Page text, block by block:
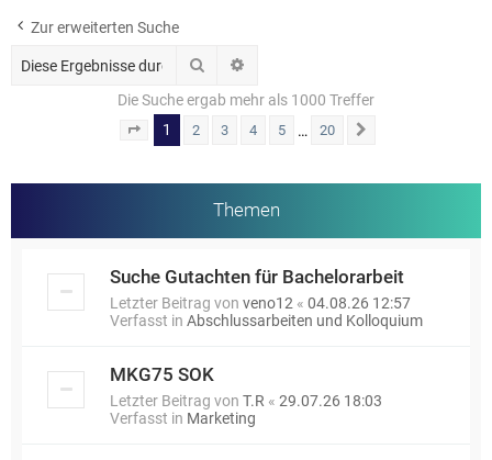
Zur erweiterten Suche
Suche
Die Suche ergab mehr als 1000 Treffer
Seite von 20
1 2 3 4 5 … 20
Themen
Suche Gutachten für Bachelorarbeit
Letzter Beitrag von veno12 « 04.08.26 12:57
Verfasst in Abschlussarbeiten und Kolloquium
MKG75 SOK
Letzter Beitrag von T.R « 29.07.26 18:03
Verfasst in Marketing